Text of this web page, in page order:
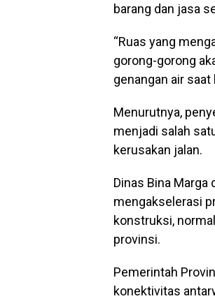
barang dan jasa
“Ruas yang
gorong-gorong
genangan air saat
Menurutnya,
menjadi salah
kerusakan jalan.
Dinas Bina
mengakselerasi
konstruksi,
provinsi.
Pemerintah
konektivitas